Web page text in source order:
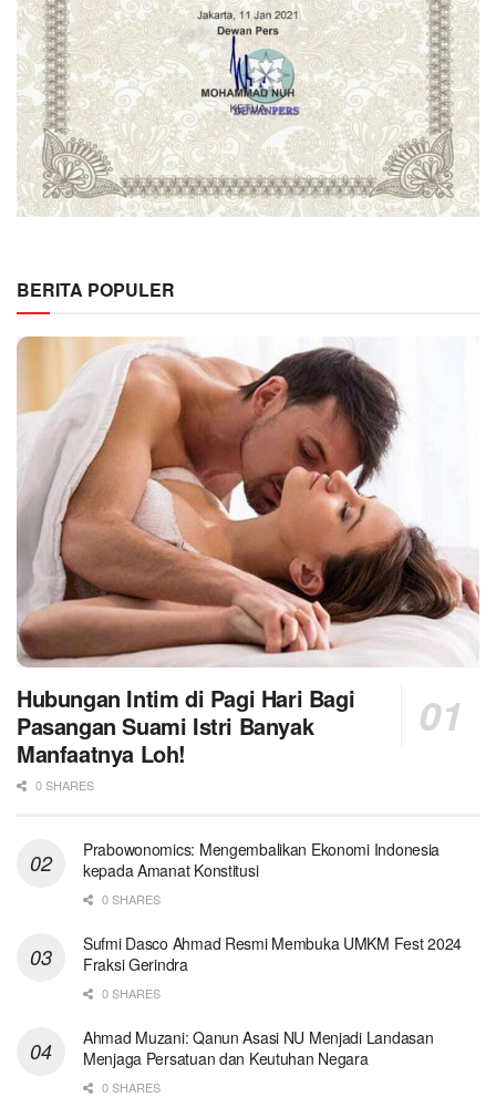
BERITA POPULER
Hubungan Intim di Pagi Hari Bagi
Pasangan Suami Istri Banyak
Manfaatnya Loh!
0 SHARES
Prabowonomics: Mengembalikan Ekonomi Indonesia
kepada Amanat Konstitusi
0 SHARES
Sufmi Dasco Ahmad Resmi Membuka UMKM Fest 2024
Fraksi Gerindra
0 SHARES
Ahmad Muzani: Qanun Asasi NU Menjadi Landasan
Menjaga Persatuan dan Keutuhan Negara
0 SHARES